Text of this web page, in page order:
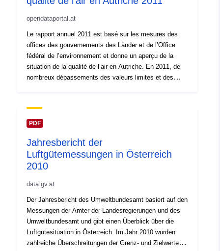
opendataportal.at
Le rapport annuel 2011 est basé sur les mesures des
offices des gouvernements des Länder et de l’Office
fédéral de l’environnement et donne un aperçu de la
situation de la qualité de l’air en Autriche. En 2011, de
nombreux dépassements des valeurs limites et des
dioxyde d’azote (NO2), ainsi que pour l’ozone, dans
certains cas pour le dioxyde de soufre, le monoxyde de
précipitations de poussières. Les valeurs limites et
cibles pour les PM2,5, le plomb, l’arsenic, le cadmium
et le nickel dans les PM10 et le benzène ont été
NO2 se sont produits principalement sur des routes très
fréquentées, notamment dans les grandes villes et dans
l’est de l’Autriche en raison du transport à longue
distance. En 2011, ces deux polluants présentaient des
concentrations similaires à celles observées en 2010.
PDF
Jahresbericht der
Luftgütemessungen in Österreich
2010
data.gv.at
Der Jahresbericht des Umweltbundesamt basiert auf den
Messungen der Ämter der Landesregierungen und des
Umweltbundesamt und gibt einen Überblick über die
Luftgütesituation in Österreich. Im Jahr 2010 wurden
zahlreiche Überschreitungen der Grenz- und Zielwerte